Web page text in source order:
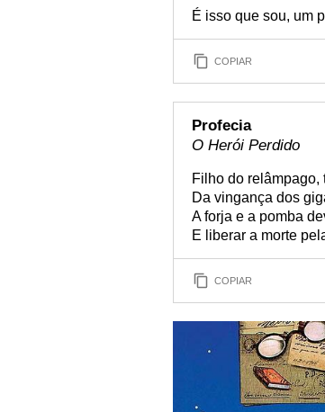
É isso que sou, um
COPIAR
Profecia
O Herói Perdido
Filho do relâmpago,
Da vingança dos
A forja e a pomba
E liberar a morte
COPIAR